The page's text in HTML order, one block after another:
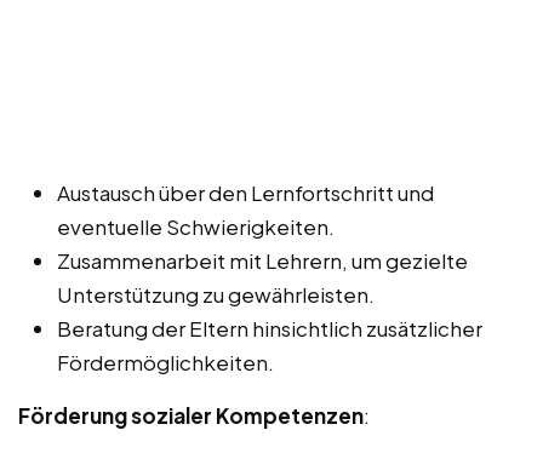
Austausch über den Lernfortschritt und
eventuelle Schwierigkeiten.
Zusammenarbeit mit Lehrern, um gezielte
Unterstützung zu gewährleisten.
Beratung der Eltern hinsichtlich zusätzlicher
Fördermöglichkeiten.
Förderung sozialer Kompetenzen: